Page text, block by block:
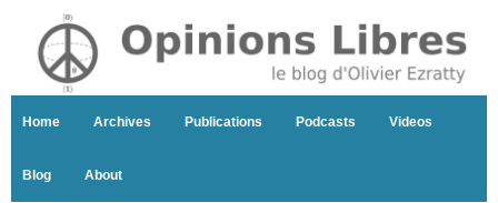
Home Archives Publications Podcasts Videos
Blog About